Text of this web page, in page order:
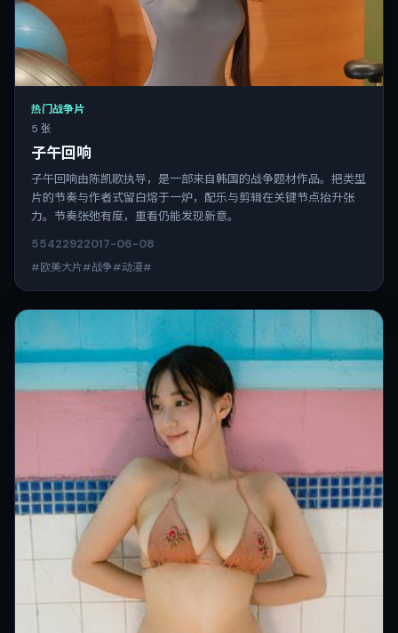
热门战争片
5 张
子午回响
子午回响由陈凯歌执导，是一部来自韩国的战争题材作品。把类型
片的节奏与作者式留白熔于一炉，配乐与剪辑在关键节点抬升张
力。节奏张弛有度，重看仍能发现新意。
55422922017-06-08
#欧美大片#战争#动漫#